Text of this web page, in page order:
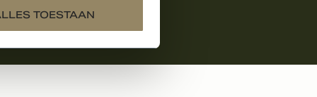
TOESTAAN